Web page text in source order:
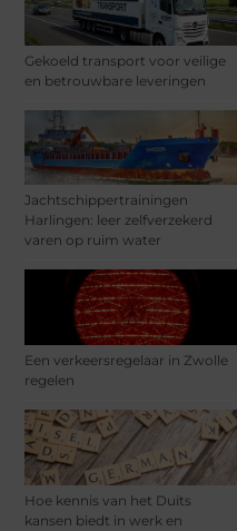
Gekoeld transport voor veilige
en betrouwbare leveringen
Jachtschippertrainingen
Harlingen: leer zelfverzekerd
varen op ruim water
Een verkeersregelaar in Zwolle
regelen
Hoe kennis van het Duits
kansen biedt in werk en